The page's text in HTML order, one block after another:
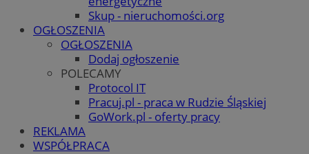
Skup - nieruchomości.org
OGŁOSZENIA
OGŁOSZENIA
Dodaj ogłoszenie
POLECAMY
Protocol IT
Pracuj.pl - praca w Rudzie Śląskiej
GoWork.pl - oferty pracy
REKLAMA
WSPÓŁPRACA